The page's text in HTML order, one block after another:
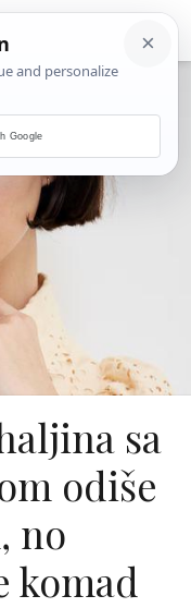
sa
odiše
no
komad
Google